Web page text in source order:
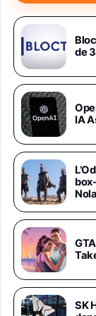
1019€
1019€
892€
24,94€
Asus
Vlan,
de
IA
SK